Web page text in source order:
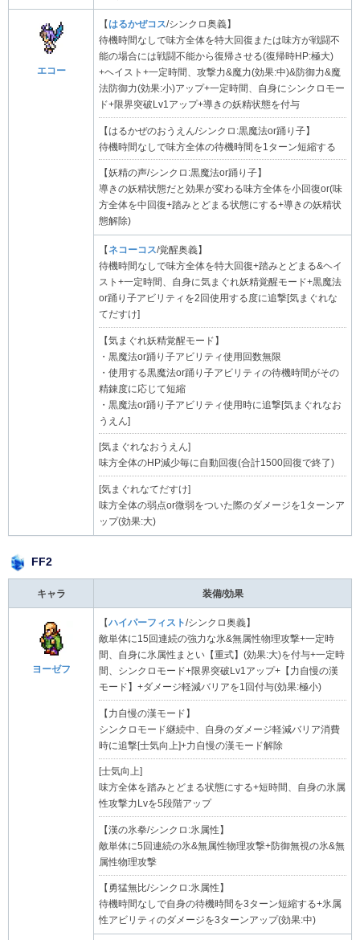
エコー
【はるかぜコス/シンクロ奥義】
待機時間なしで味方全体を特大回復または味方が戦闘不
能の場合には戦闘不能から復帰させる(復帰時HP:極大)
+ヘイスト+一定時間、攻撃力&魔力(効果:中)&防御力&魔
法防御力(効果:小)アップ+一定時間、自身にシンクロモー
ド+限界突破Lv1アップ+導きの妖精状態を付与
【はるかぜのおうえん/シンクロ:黒魔法or踊り子】
待機時間なしで味方全体の待機時間を1ターン短縮する
【妖精の声/シンクロ:黒魔法or踊り子】
導きの妖精状態だと効果が変わる味方全体を小回復or(味
方全体を中回復+踏みとどまる状態にする+導きの妖精状
態解除)
【ネコーコス/覚醒奥義】
待機時間なしで味方全体を特大回復+踏みとどまる&ヘイ
スト+一定時間、自身に気まぐれ妖精覚醒モード+黒魔法
or踊り子アビリティを2回使用する度に追撃[気まぐれな
てだすけ]
【気まぐれ妖精覚醒モード】
・黒魔法or踊り子アビリティ使用回数無限
・使用する黒魔法or踊り子アビリティの待機時間がその
精錬度に応じて短縮
・黒魔法or踊り子アビリティ使用時に追撃[気まぐれなお
うえん]
[気まぐれなおうえん]
味方全体のHP減少毎に自動回復(合計1500回復で終了)
[気まぐれなてだすけ]
味方全体の弱点or微弱をついた際のダメージを1ターンア
ップ(効果:大)
FF2
キャラ 装備/効果
ヨーゼフ
【ハイパーフィスト/シンクロ奥義】
敵単体に15回連続の強力な氷&無属性物理攻撃+一定時
間、自身に氷属性まとい【重式】(効果:大)を付与+一定時
間、シンクロモード+限界突破Lv1アップ+【力自慢の漢
モード】+ダメージ軽減バリアを1回付与(効果:極小)
【力自慢の漢モード】
シンクロモード継続中、自身のダメージ軽減バリア消費
時に追撃[士気向上]+力自慢の漢モード解除
[士気向上]
味方全体を踏みとどまる状態にする+短時間、自身の氷属
性攻撃力Lvを5段階アップ
【漢の氷拳/シンクロ:氷属性】
敵単体に5回連続の氷&無属性物理攻撃+防御無視の氷&無
属性物理攻撃
【勇猛無比/シンクロ:氷属性】
待機時間なしで自身の待機時間を3ターン短縮する+氷属
性アビリティのダメージを3ターンアップ(効果:中)